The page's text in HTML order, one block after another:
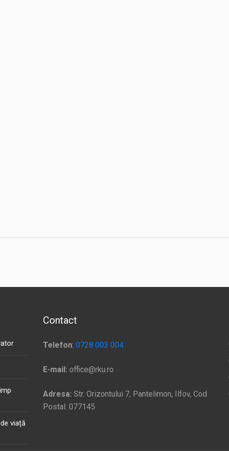
viață
Contact
Telefon: 0728 003 004
E-mail: office@rku.ro
Adresa: Str. Orizontului 7, Pantelimon, Ilfov, Cod
Postal: 077145